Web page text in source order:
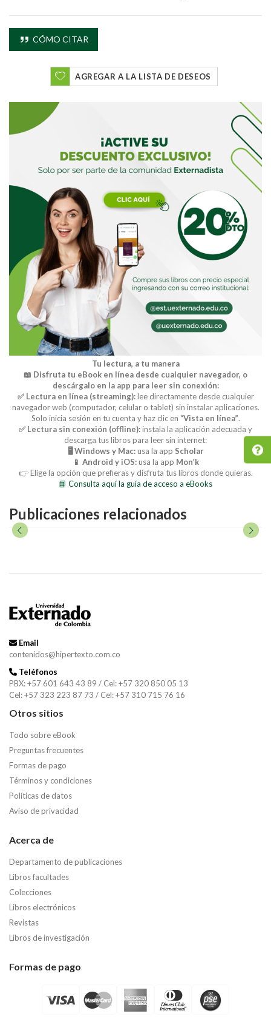
Buscar
CÓMO CITAR
AGREGAR A LA LISTA DE DESEOS
Tu lectura, a tu manera
📖 Disfruta tu eBook en línea desde cualquier navegador, o
descárgalo en la app para leer sin conexión:
✅ Lectura en línea (streaming):lee directamente desde cualquier
navegador web (computador, celular o tablet) sin instalar aplicaciones.
Solo inicia sesión en tu cuenta y haz clic en “Vista en línea”.
✅ Lectura sin conexión (offline):instala la aplicación adecuada y
descarga tus libros para leer sin internet:
🖥️ Windows y Mac:usa la app Scholar
📱 Android y iOS:usa la app Mon’k
👉 Elige la opción que prefieras y disfruta tus libros donde quieras.
📘 Consulta aquí la guía de acceso a eBooks
Publicaciones relacionados
Email
contenidos@hipertexto.com.co
Teléfonos
PBX: +57 601 643 43 89 / Cel: +57 320 850 05 13
Cel: +57 323 223 87 73 / Cel: +57 310 715 76 16
Otros sitios
Todo sobre eBook
Preguntas frecuentes
Formas de pago
Términos y condiciones
Políticas de datos
Aviso de privacidad
Acerca de
Departamento de publicaciones
Libros facultades
Colecciones
Libros electrónicos
Revistas
Libros de investigación
Formas de pago